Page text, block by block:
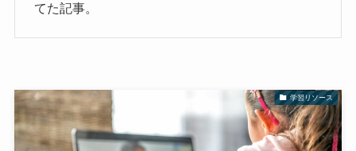
てた記事。
学習リソース